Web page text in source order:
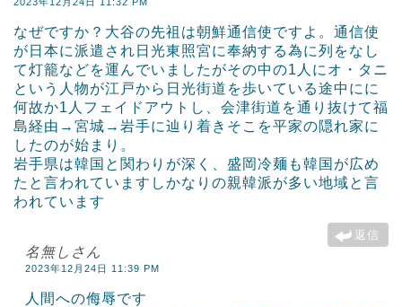
なぜですか？大谷の先祖は朝鮮通信使ですよ。通信使
が日本に派遣され日光東照宮に奉納する為に列をなし
て灯籠などを運んでいましたがその中の1人にオ・タニ
という人物が江戸から日光街道を歩いている途中にに
何故か1人フェイドアウトし、会津街道を通り抜けて福
島経由→宮城→岩手に辿り着きそこを平家の隠れ家に
したのが始まり。
岩手県は韓国と関わりが深く、盛岡冷麺も韓国が広め
たと言われていますしかなりの親韓派が多い地域と言
われています
返信
名無しさん
2023年12月24日 11:39 PM
人間への侮辱です